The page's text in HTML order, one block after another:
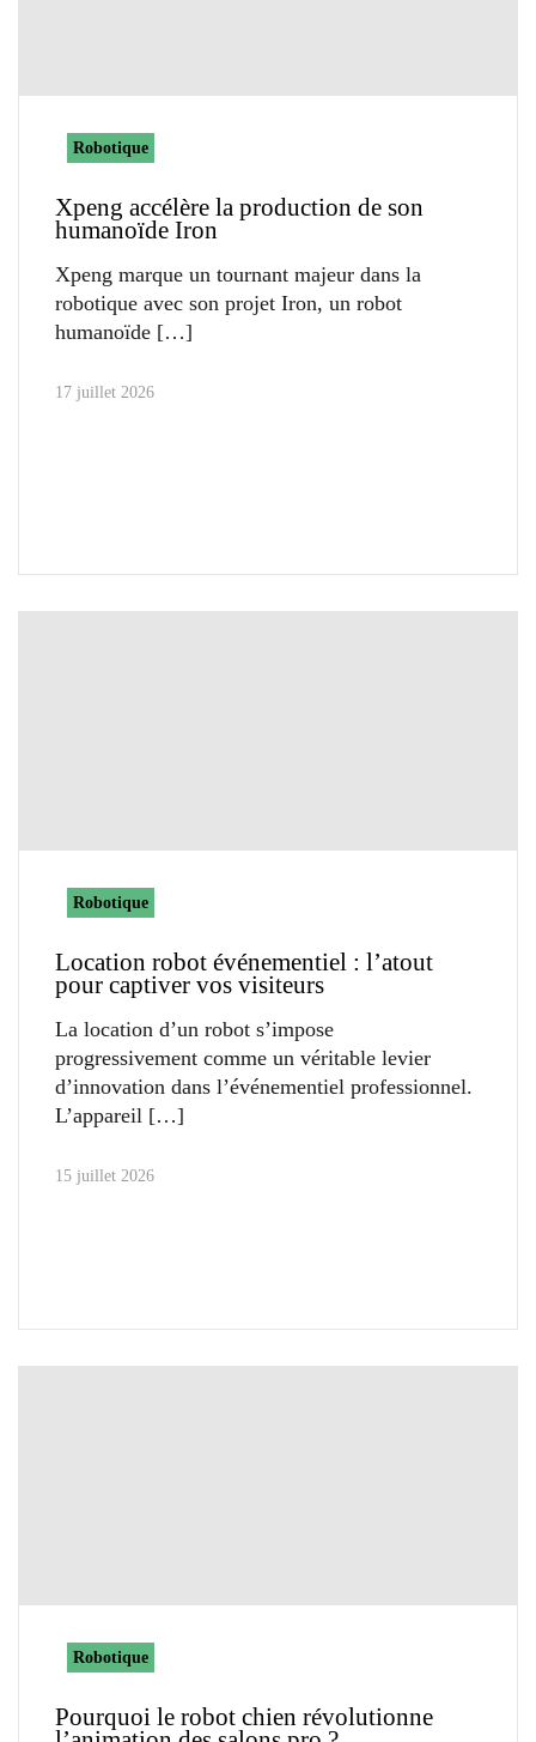
Robotique
Xpeng accélère la production de son
humanoïde Iron
Xpeng marque un tournant majeur dans la
robotique avec son projet Iron, un robot
humanoïde
17 juillet 2026
Robotique
Location robot événementiel : l’atout
pour captiver vos visiteurs
La location d’un robot s’impose
progressivement comme un véritable levier
d’innovation dans l’événementiel professionnel.
L’appareil
15 juillet 2026
Robotique
Pourquoi le robot chien révolutionne